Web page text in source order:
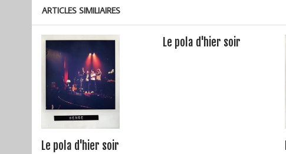
ARTICLES SIMILIAIRES
Le pola d'hier soir
Le pola d'hier soir